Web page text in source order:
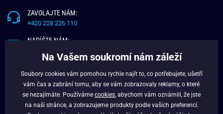
ZAVOLAJTE NÁM:
+420 228 226 110
NAPÍŠTE NÁM:
O NÁS
VĚRNOSTNÍ PROGRAM
Na Vašem soukromí nám záleží
Soubory cookies vám pomohou rychle najít to, co potřebujete, ušetří
vám čas a zabrání tomu, aby se vám zobrazovaly reklamy, o které
se nezajímáte. Používáme cookies , abychom vám oznámili, že jste
na naší stránce, a zobrazujeme produkty podle vašich preferencí.